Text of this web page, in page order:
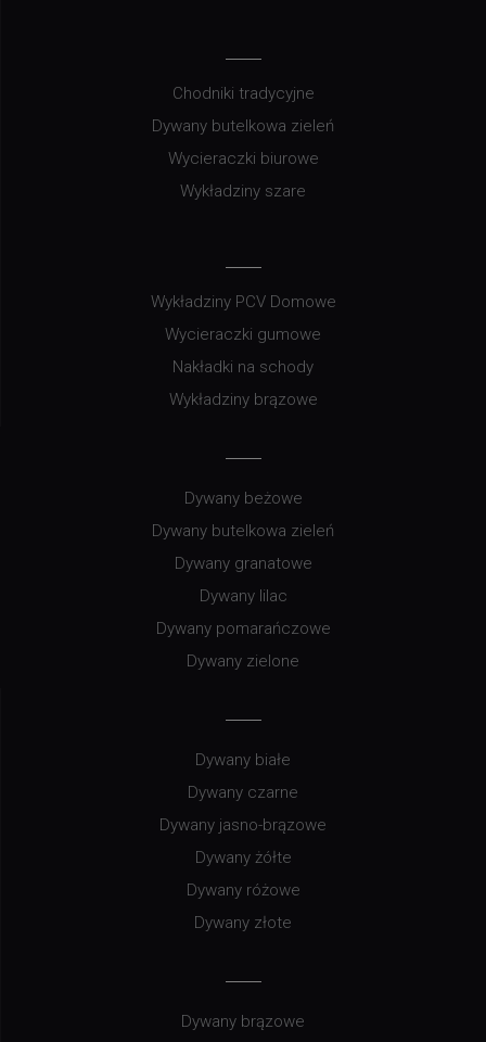
Chodniki tradycyjne
Dywany butelkowa zieleń
Wycieraczki biurowe
Wykładziny szare
Wykładziny PCV Domowe
Wycieraczki gumowe
Nakładki na schody
Wykładziny brązowe
Dywany beżowe
Dywany butelkowa zieleń
Dywany granatowe
Dywany lilac
Dywany pomarańczowe
Dywany zielone
Dywany białe
Dywany czarne
Dywany jasno-brązowe
Dywany żółte
Dywany różowe
Dywany złote
Dywany brązowe